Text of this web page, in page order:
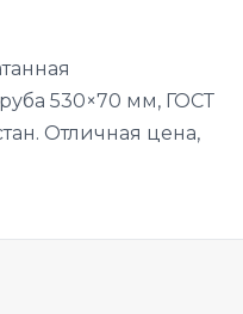
530×70 мм, ГОСТ
Отличная цена,